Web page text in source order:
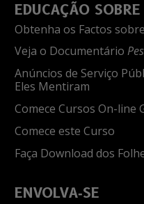
EDUCAÇÃO
Obtenha os Factos
Veja o Documentário
Anúncios de Serviço
Eles Mentiram
Comece Cursos On-line
Comece este Curso
Faça Download dos
ENVOLVA‑SE